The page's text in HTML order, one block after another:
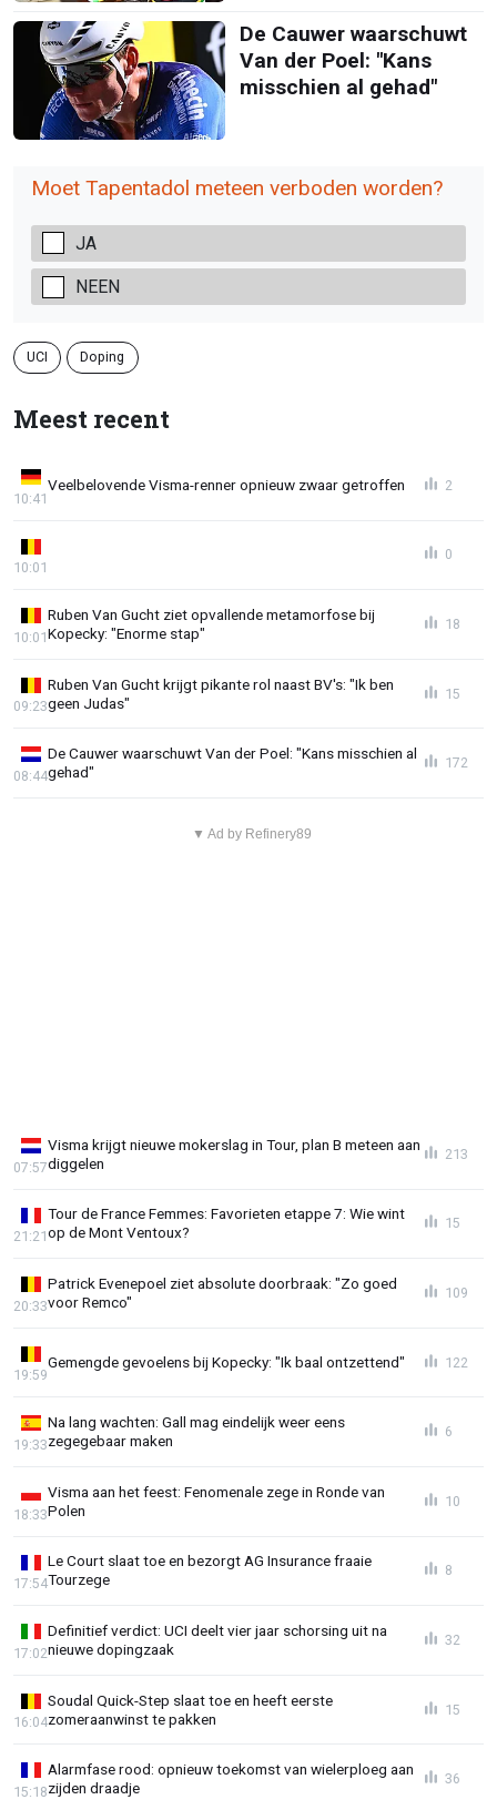
De Cauwer waarschuwt
Van der Poel: "Kans
misschien al gehad"
Moet Tapentadol meteen verboden worden?
JA
NEEN
UCI Doping
Meest recent
Veelbelovende Visma-renner opnieuw zwaar getroffen
10:41
2
10:01
0
Ruben Van Gucht ziet opvallende metamorfose bij
Kopecky: "Enorme stap"
10:01
18
Ruben Van Gucht krijgt pikante rol naast BV's: "Ik ben
geen Judas"
09:23
15
De Cauwer waarschuwt Van der Poel: "Kans misschien al
gehad"
08:44
172
▼ Ad by Refinery89
Visma krijgt nieuwe mokerslag in Tour, plan B meteen aan
diggelen
07:57
213
Tour de France Femmes: Favorieten etappe 7: Wie wint
op de Mont Ventoux?
21:21
15
Patrick Evenepoel ziet absolute doorbraak: "Zo goed
voor Remco"
20:33
109
Gemengde gevoelens bij Kopecky: "Ik baal ontzettend"
19:59
122
Na lang wachten: Gall mag eindelijk weer eens
zegegebaar maken
19:33
6
Visma aan het feest: Fenomenale zege in Ronde van
Polen
18:33
10
Le Court slaat toe en bezorgt AG Insurance fraaie
Tourzege
17:54
8
Definitief verdict: UCI deelt vier jaar schorsing uit na
nieuwe dopingzaak
17:02
32
Soudal Quick-Step slaat toe en heeft eerste
zomeraanwinst te pakken
16:04
15
Alarmfase rood: opnieuw toekomst van wielerploeg aan
zijden draadje
15:18
36